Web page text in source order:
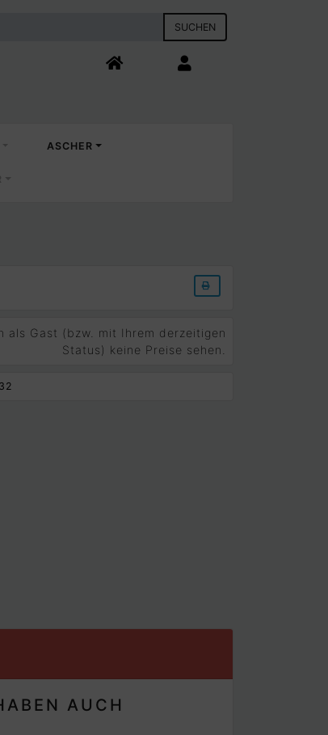
SUCHEN
ASCHER
als Gast (bzw. mit Ihrem derzeitigen
Status) keine Preise sehen.
AUCH